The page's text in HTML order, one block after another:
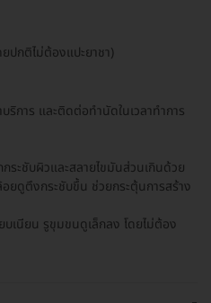
ปกติไม่ต้องแปะยาชา)
การ และติดต่อทำนัดในเวลาทำการ
ระชับผิวและสลายไขมันส่วนเกินด้วย
ยดูตึงกระชับขึ้น ช่วยกระตุ้นการสร้าง
เนียน รูขุมขนดูเล็กลง โดยไม่ต้อง